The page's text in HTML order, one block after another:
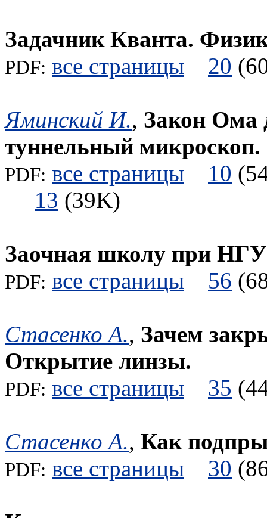
Задачник Кванта.
PDF: все страницы 20
Яминский И., Закон Ома
туннельный микроскоп.
PDF: все страницы 10
13 (39K)
Заочная школу при НГУ
PDF: все страницы 56
Стасенко А., Зачем
Открытие линзы.
PDF: все страницы 35
Стасенко А., Как
PDF: все страницы 30